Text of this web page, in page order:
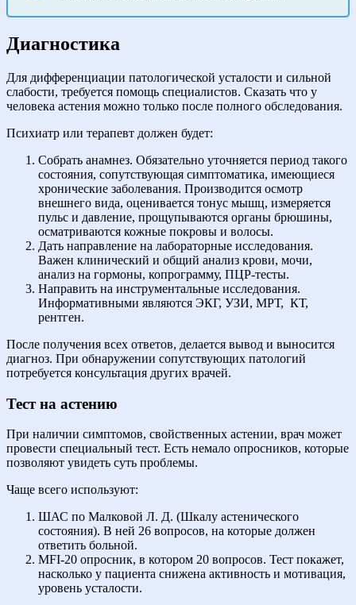
Диагностика
Для дифференциации патологической усталости и сильной
слабости, требуется помощь специалистов. Сказать что у
человека астения можно только после полного обследования.
Психиатр или терапевт должен будет:
Собрать анамнез. Обязательно уточняется период такого
состояния, сопутствующая симптоматика, имеющиеся
хронические заболевания. Производится осмотр
внешнего вида, оценивается тонус мышц, измеряется
пульс и давление, прощупываются органы брюшины,
осматриваются кожные покровы и волосы.
Дать направление на лабораторные исследования.
Важен клинический и общий анализ крови, мочи,
анализ на гормоны, копрограмму, ПЦР-тесты.
Направить на инструментальные исследования.
Информативными являются ЭКГ, УЗИ, МРТ, КТ,
рентген.
После получения всех ответов, делается вывод и выносится
диагноз. При обнаружении сопутствующих патологий
потребуется консультация других врачей.
Тест на астению
При наличии симптомов, свойственных астении, врач может
провести специальный тест. Есть немало опросников, которые
позволяют увидеть суть проблемы.
Чаще всего используют:
ШАС по Малковой Л. Д. (Шкалу астенического
состояния). В ней 26 вопросов, на которые должен
ответить больной.
MFI-20 опросник, в котором 20 вопросов. Тест покажет,
насколько у пациента снижена активность и мотивация,
уровень усталости.